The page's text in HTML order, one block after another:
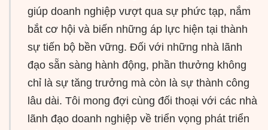
giúp doanh nghiệp vượt qua sự phức tạp, nắm
bắt cơ hội và biến những áp lực hiện tại thành
sự tiến bộ bền vững. Đối với những nhà lãnh
đạo sẵn sàng hành động, phần thưởng không
chỉ là sự tăng trưởng mà còn là sự thành công
lâu dài. Tôi mong đợi cùng đối thoại với các nhà
lãnh đạo doanh nghiệp về triển vọng phát triển